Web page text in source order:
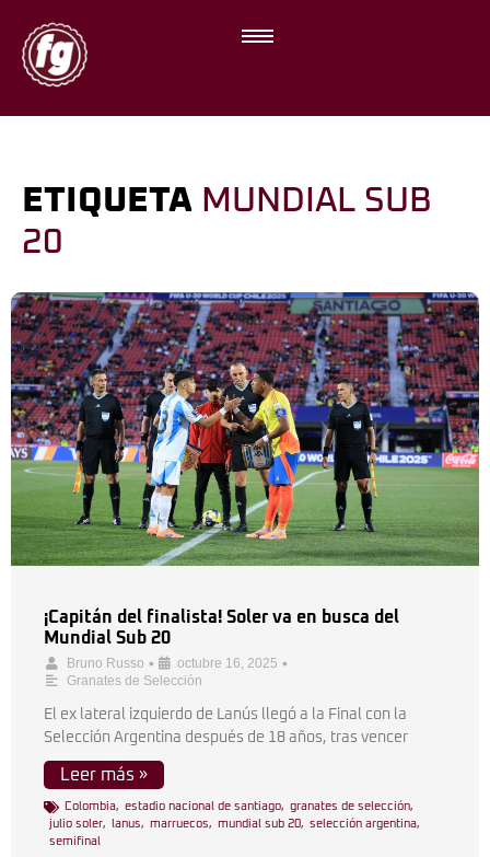
ETIQUETA MUNDIAL SUB
20
¡Capitán del finalista! Soler va en busca del
Mundial Sub 20
Bruno Russo • octubre 16, 2025 •
Granates de Selección
El ex lateral izquierdo de Lanús llegó a la Final con la
Selección Argentina después de 18 años, tras vencer
Leer más »
Colombia, estadio nacional de santiago, granates de selección,
julio soler, lanus, marruecos, mundial sub 20, selección argentina,
semifinal